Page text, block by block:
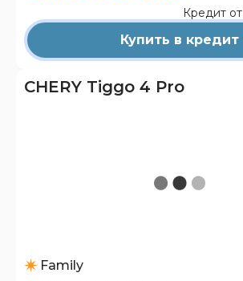
Кредит от
Купить в кредит
CHERY Tiggo 4 Pro
Family